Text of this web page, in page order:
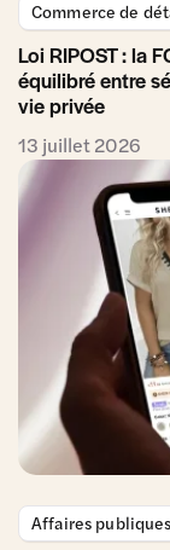
Commerce de
Loi RIPOST : la
équilibré entre
vie privée
13 juillet 2026
Affaires publiques